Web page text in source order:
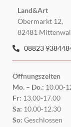
Land&Art
Obermarkt 12,
82481
08823
Öffnungszeiten
Mo. – Do.: 10.00-
Fr: 13.00-17.00
Sa: 10.00-12.30
So: Geschlossen